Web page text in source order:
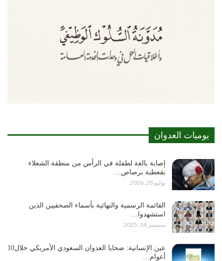
يوميات العدوان
إصابة بالغة لطفلة في الرأس من منطقة الشعلاء
بقعطبة برصاص…
يوليو 28, 2026
القائمة الرسمية والنهائية بأسماء الصحفيين الذين
استشهدوا…
سبتمبر 14, 2025
عين الإنسانية: ضحايا العدوان السعودي الأمريكي خلال10
أعوام…